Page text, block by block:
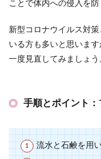
ことで体内への侵入を防
新型コロナウイルス対
いる方も多いと思いま
一度見直してみましょう
手順とポイント
流水と石鹸を用